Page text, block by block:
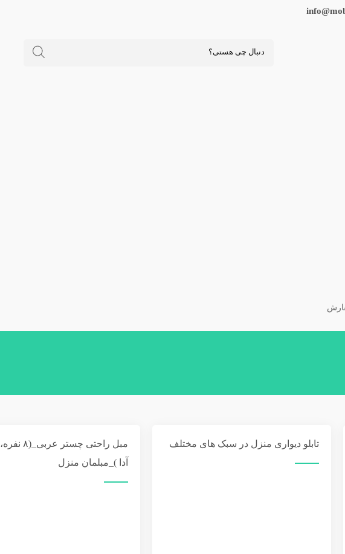
تابلو دیواری منزل در سبک های مختلف
مبل راحتی چستر
آدا )_مبلمان منزل